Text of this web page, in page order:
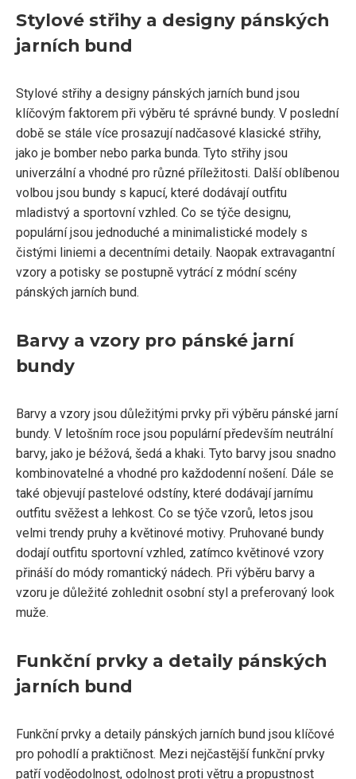
Stylové střihy a designy pánských
jarních bund
Stylové střihy a designy pánských jarních bund jsou
klíčovým faktorem při výběru té správné bundy. V poslední
době se stále více prosazují nadčasové klasické střihy,
jako je bomber nebo parka bunda. Tyto střihy jsou
univerzální a vhodné pro různé příležitosti. Další oblíbenou
volbou jsou bundy s kapucí, které dodávají outfitu
mladistvý a sportovní vzhled. Co se týče designu,
populární jsou jednoduché a minimalistické modely s
čistými liniemi a decentními detaily. Naopak extravagantní
vzory a potisky se postupně vytrácí z módní scény
pánských jarních bund.
Barvy a vzory pro pánské jarní
bundy
Barvy a vzory jsou důležitými prvky při výběru pánské jarní
bundy. V letošním roce jsou populární především neutrální
barvy, jako je béžová, šedá a khaki. Tyto barvy jsou snadno
kombinovatelné a vhodné pro každodenní nošení. Dále se
také objevují pastelové odstíny, které dodávají jarnímu
outfitu svěžest a lehkost. Co se týče vzorů, letos jsou
velmi trendy pruhy a květinové motivy. Pruhované bundy
dodají outfitu sportovní vzhled, zatímco květinové vzory
přináší do módy romantický nádech. Při výběru barvy a
vzoru je důležité zohlednit osobní styl a preferovaný look
muže.
Funkční prvky a detaily pánských
jarních bund
Funkční prvky a detaily pánských jarních bund jsou klíčové
pro pohodlí a praktičnost. Mezi nejčastější funkční prvky
patří voděodolnost, odolnost proti větru a propustnost